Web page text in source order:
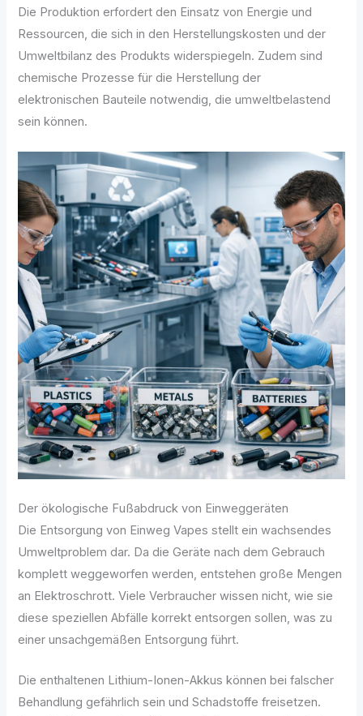
Die Produktion erfordert den Einsatz von Energie und
Ressourcen, die sich in den Herstellungskosten und der
Umweltbilanz des Produkts widerspiegeln. Zudem sind
chemische Prozesse für die Herstellung der
elektronischen Bauteile notwendig, die umweltbelastend
sein können.
Der ökologische Fußabdruck von Einweggeräten
Die Entsorgung von Einweg Vapes stellt ein wachsendes
Umweltproblem dar. Da die Geräte nach dem Gebrauch
komplett weggeworfen werden, entstehen große Mengen
an Elektroschrott. Viele Verbraucher wissen nicht, wie sie
diese speziellen Abfälle korrekt entsorgen sollen, was zu
einer unsachgemäßen Entsorgung führt.
Die enthaltenen Lithium-Ionen-Akkus können bei falscher
Behandlung gefährlich sein und Schadstoffe freisetzen.